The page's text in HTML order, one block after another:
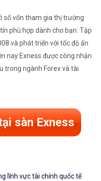
số vốn tham gia thị trường
phù hợp dành cho bạn. Tập
và phát triển với tốc độ ấn
nay Exness được công nhận
trong ngành Forex và tài
sàn Exness
lĩnh vực tài chính quốc tế